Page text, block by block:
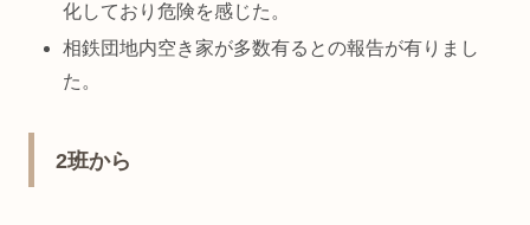
化しており危険を感じた。
相鉄団地内空き家が多数有るとの報告が有りまし
た。
2班から